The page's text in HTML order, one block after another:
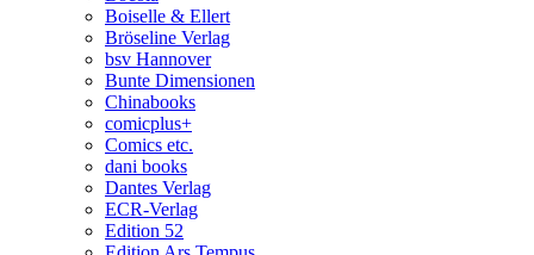
Boiselle & Ellert
Bröseline Verlag
bsv Hannover
Bunte Dimensionen
Chinabooks
comicplus+
Comics etc.
dani books
Dantes Verlag
ECR-Verlag
Edition 52